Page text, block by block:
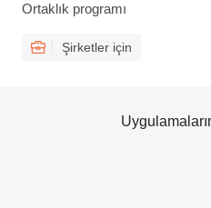
Ortaklık programı
Şirketler için